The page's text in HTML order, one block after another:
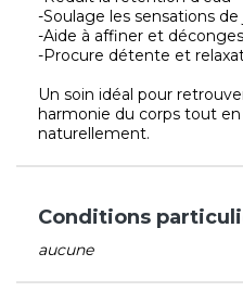
-Soulage les sensations
-Aide à affiner et
-Procure détente et
Un soin idéal pour
harmonie du corps tout
naturellement.
Conditions
aucune